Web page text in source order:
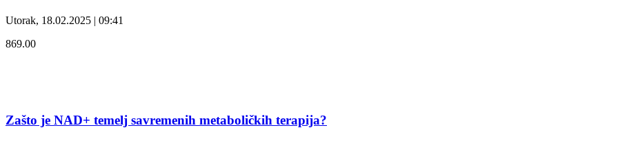
Utorak, 18.02.2025 | 09:41
869.00
Zašto je NAD+ temelj savremenih metaboličkih terapija?